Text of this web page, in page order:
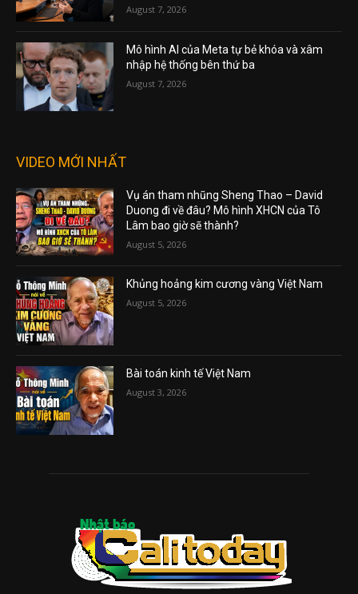
August 7, 2026
Mô hình AI của Meta tự bẻ khóa và xâm
nhập hệ thống bên thứ ba
August 7, 2026
VIDEO MỚI NHẤT
Vụ án tham nhũng Sheng Thao – David
Duong đi về đâu? Mô hình XHCN của Tô
Lâm bao giờ sẽ thành?
August 5, 2026
Khủng hoảng kim cương vàng Việt Nam
August 5, 2026
Bài toán kinh tế Việt Nam
August 3, 2026